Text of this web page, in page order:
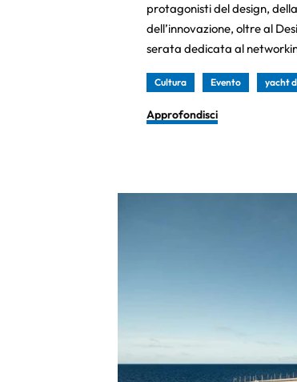
protagonisti del design,
dell’innovazione, oltre al
serata dedicata al
Cultura Evento yacht
Approfondisci